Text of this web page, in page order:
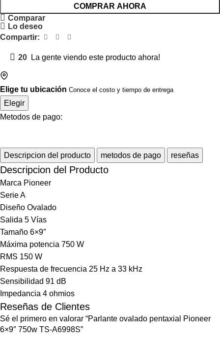
COMPRAR AHORA
Comparar
Lo deseo
Compartir:
20 La gente viendo este producto ahora!
Elige tu ubicación Conoce el costo y tiempo de entrega
Elegir
Metodos de pago:
Descripcion del producto metodos de pago reseñas
Descripcion del Producto
Marca Pioneer
Serie A
Diseño Ovalado
Salida 5 Vías
Tamaño 6×9″
Máxima potencia 750 W
RMS 150 W
Respuesta de frecuencia 25 Hz a 33 kHz
Sensibilidad 91 dB
Impedancia 4 ohmios
Reseñas de Clientes
Sé el primero en valorar “Parlante ovalado pentaxial Pioneer
6×9″ 750w TS-A6998S”